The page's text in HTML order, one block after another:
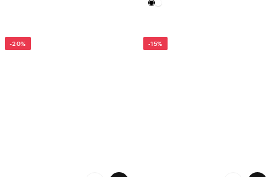
-20% -15%